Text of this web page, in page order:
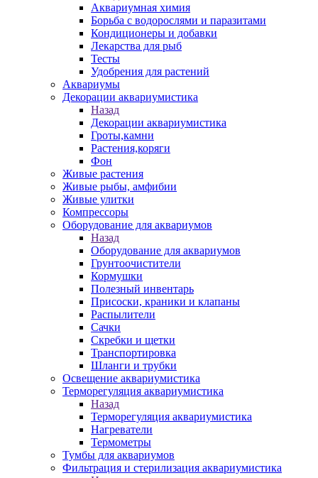
Аквариумная химия
Борьба с водорослями и паразитами
Кондиционеры и добавки
Лекарства для рыб
Тесты
Удобрения для растений
Аквариумы
Декорации аквариумистика
Назад
Декорации аквариумистика
Гроты,камни
Растения,коряги
Фон
Живые растения
Живые рыбы, амфибии
Живые улитки
Компрессоры
Оборудование для аквариумов
Назад
Оборудование для аквариумов
Грунтоочистители
Кормушки
Полезный инвентарь
Присоски, краники и клапаны
Распылители
Сачки
Скребки и щетки
Транспортировка
Шланги и трубки
Освещение аквариумистика
Терморегуляция аквариумистика
Назад
Терморегуляция аквариумистика
Нагреватели
Термометры
Тумбы для аквариумов
Фильтрация и стерилизация аквариумистика